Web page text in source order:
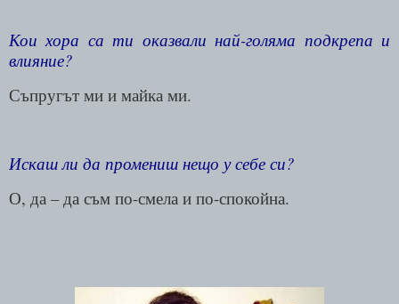
Кои хора са ти оказвали най-голяма подкрепа и
влияние?
Съпругът ми и майка ми.
Искаш ли да промениш нещо у себе си?
О, да – да съм по-смела и по-спокойна.